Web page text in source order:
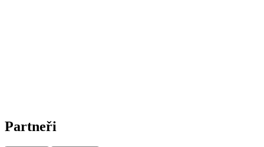
Partneři